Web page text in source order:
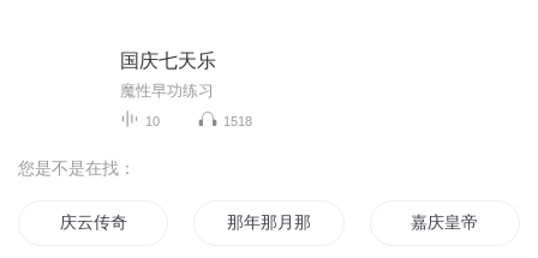
国庆七天乐
魔性早功练习
10 1518
您是不是在找：
庆云传奇 那年那月那时节 嘉庆皇帝